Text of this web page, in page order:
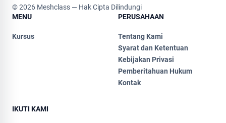
© 2026 Meshclass — Hak Cipta Dilindungi
MENU
Kursus
PERUSAHAAN
Tentang Kami
Syarat dan Ketentuan
Kebijakan Privasi
Pemberitahuan Hukum
Kontak
IKUTI KAMI